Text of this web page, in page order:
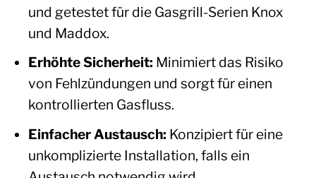
und getestet für die Gasgrill-Serien Knox
und Maddox.
Erhöhte Sicherheit: Minimiert das Risiko
von Fehlzündungen und sorgt für einen
kontrollierten Gasfluss.
Einfacher Austausch: Konzipiert für eine
unkomplizierte Installation, falls ein